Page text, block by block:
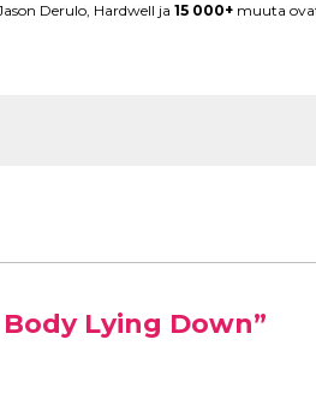
Derulo, Hardwell ja 15 000+muuta
Lying Down”